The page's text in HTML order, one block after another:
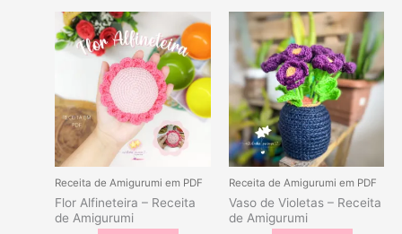
Receita de Amigurumi em PDF
Flor Alfineteira – Receita
de Amigurumi
Receita de Amigurumi em PDF
Vaso de Violetas – Receita
de Amigurumi